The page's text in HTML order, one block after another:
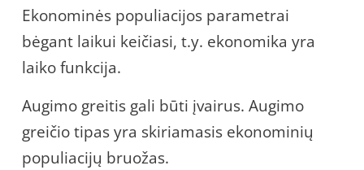
Ekonominės populiacijos parametrai
bėgant laikui keičiasi, t.y. ekonomika yra
laiko funkcija.
Augimo greitis gali būti įvairus. Augimo
greičio tipas yra skiriamasis ekonominių
populiacijų bruožas.